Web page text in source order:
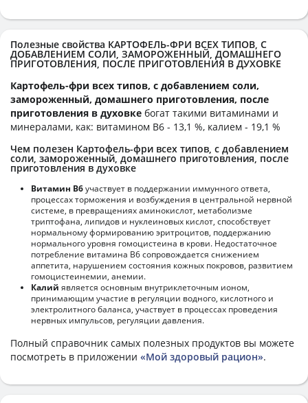
Полезные свойства КАРТОФЕЛЬ-ФРИ ВСЕХ ТИПОВ, С
ДОБАВЛЕНИЕМ СОЛИ, ЗАМОРОЖЕННЫЙ, ДОМАШНЕГО
ПРИГОТОВЛЕНИЯ, ПОСЛЕ ПРИГОТОВЛЕНИЯ В ДУХОВКЕ
Картофель-фри всех типов, с добавлением соли,
замороженный, домашнего приготовления, после
приготовления в духовке богат такими витаминами и
минералами, как: витамином B6 - 13,1 %, калием - 19,1 %
Чем полезен Картофель-фри всех типов, с добавлением
соли, замороженный, домашнего приготовления, после
приготовления в духовке
Витамин В6участвует в поддержании иммунного ответа,
процессах торможения и возбуждения в центральной нервной
системе, в превращениях аминокислот, метаболизме
триптофана, липидов и нуклеиновых кислот, способствует
нормальному формированию эритроцитов, поддержанию
нормального уровня гомоцистеина в крови. Недостаточное
потребление витамина В6 сопровождается снижением
аппетита, нарушением состояния кожных покровов, развитием
гомоцистеинемии, анемии.
Калий является основным внутриклеточным ионом,
принимающим участие в регуляции водного, кислотного и
электролитного баланса, участвует в процессах проведения
нервных импульсов, регуляции давления.
Полный справочник самых полезных продуктов вы можете
посмотреть в приложении «Мой здоровый рацион».